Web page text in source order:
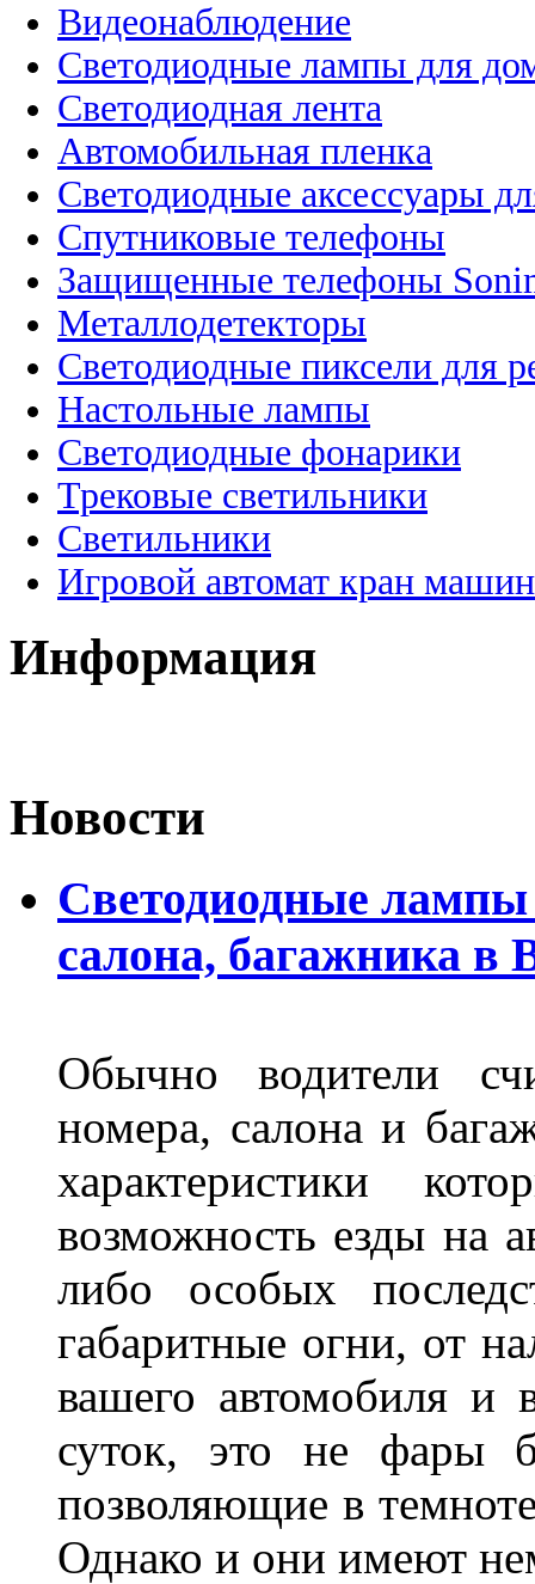
Видеонаблюдение
Светодиодные лампы для
Светодиодная лента
Автомобильная пленка
Светодиодные аксессуары
Спутниковые телефоны
Защищенные телефоны
Металлодетекторы
Светодиодные пиксели для
Настольные лампы
Светодиодные фонарики
Трековые светильники
Светильники
Игровой автомат кран
Информация
Новости
Светодиодные лампы
салона, багажника в
Обычно водители
номера, салона и
характеристики
возможность езды на
либо особых
габаритные огни, от
вашего автомобиля и
суток, это не фары
позволяющие в
Однако и они имеют